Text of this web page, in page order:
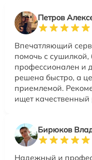
Петров
Впечатляющий
помочь с
профессионален и
решена быстро, а
приемлемой.
ищет качественный
Бирюков
Надежный и